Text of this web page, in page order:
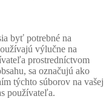
byť potrebné na
výlučne na
prostredníctvom
sa označujú ako
týchto súborov na vašej
používateľa.